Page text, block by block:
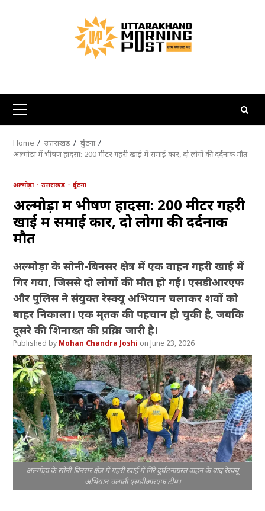
Primary
Menu
Home उत्तराखंड
दुर्घटना
अल्मोड़ा में भीषण हादसा: 200 मीटर गहरी खाई में समाई कार, दो लोगों की दर्दनाक मौत
अल्मोड़ा उत्तराखंड दुर्घटना
अल्मोड़ा में भीषण हादसा: 200 मीटर गहरी
खाई में समाई कार, दो लोगों की दर्दनाक
मौत
अल्मोड़ा के सोनी-बिनसर क्षेत्र में एक वाहन गहरी खाई में
गिर गया, जिससे दो लोगों की मौत हो गई। एसडीआरएफ
और पुलिस ने संयुक्त रेस्क्यू अभियान चलाकर शवों को
बाहर निकाला। एक मृतक की पहचान हो चुकी है, जबकि
दूसरे की शिनाख्त की प्रक्रिया जारी है।
Mohan Chandra Joshi June 23, 2026
अल्मोड़ा के सोनी-बिनसर क्षेत्र में गहरी खाई में गिरे दुर्घटनाग्रस्त वाहन के बाद रेस्क्यू
अभियान चलाती एसडीआरएफ टीम।